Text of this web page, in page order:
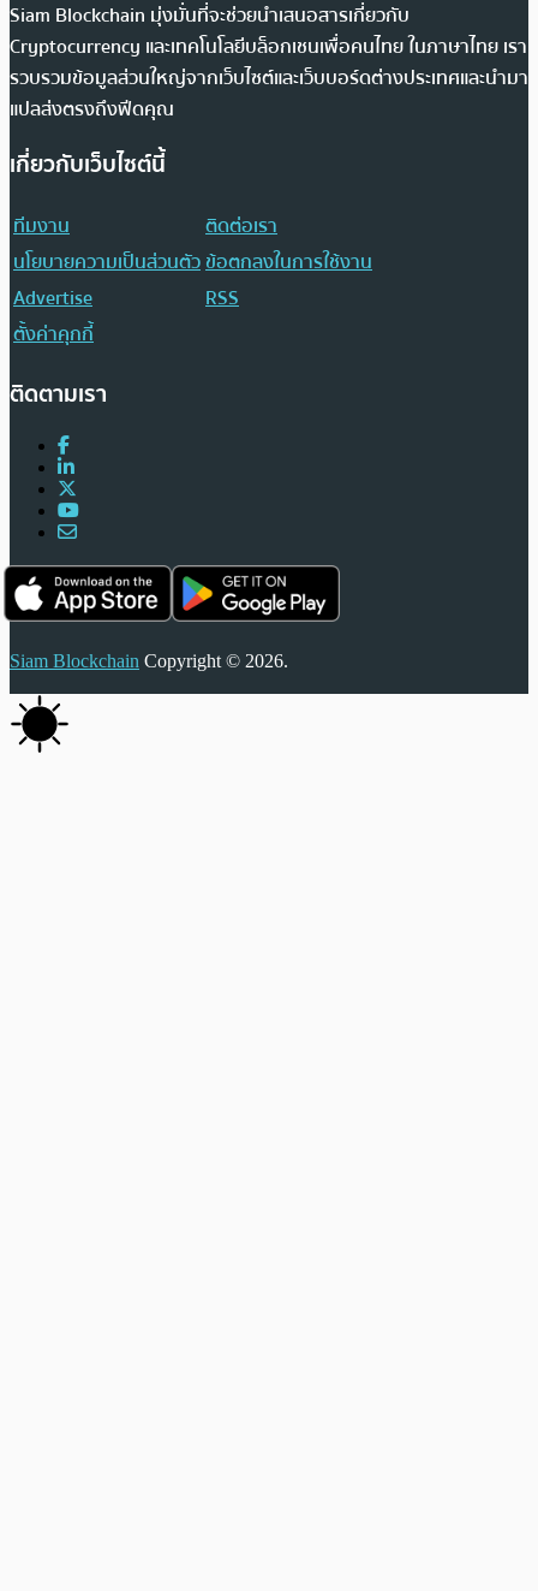
Siam Blockchain มุ่งมั่นที่จะช่วยนำเสนอสารเกี่ยวกับ
Cryptocurrency และเทคโนโลยีบล็อกเชนเพื่อคนไทย ในภาษาไทย เรา
รวบรวมข้อมูลส่วนใหญ่จากเว็บไซต์และเว็บบอร์ดต่างประเทศและนำมา
แปลส่งตรงถึงฟีดคุณ
เกี่ยวกับเว็บไซต์นี้
ทีมงาน
ติดต่อเรา
นโยบายความเป็นส่วนตัวข้อตกลงในการใช้งาน
Advertise
RSS
ตั้งค่าคุกกี้
ติดตามเรา
Siam Blockchain Copyright © 2026.